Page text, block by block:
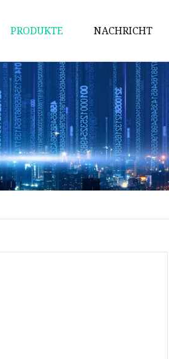
PRODUKTE
Gitter
Schachtabdeckung
Ventile aus Gusseisen
Mechanische Teile
Gusseisenkocher
Kommunale Castings
Rohrverbindungsstücke aus
NACHRICHT